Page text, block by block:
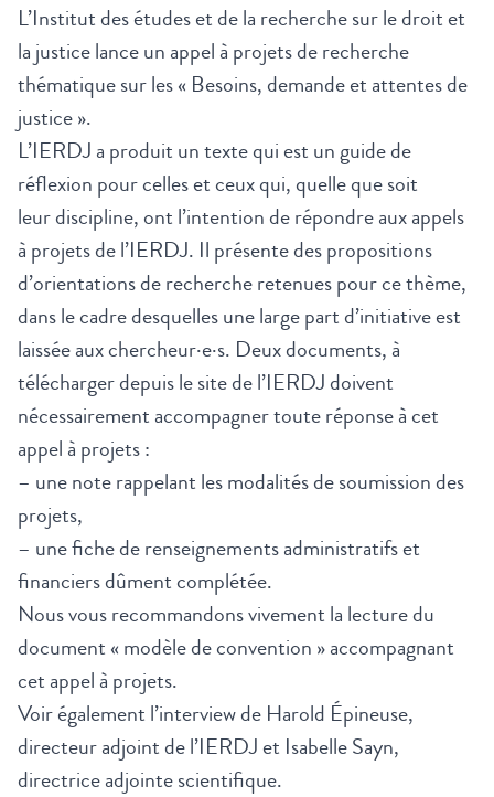
L’Institut des études et de la recherche sur le droit et
la justice lance un appel à projets de recherche
thématique sur les « Besoins, demande et attentes de
justice ».
L’IERDJ a produit un texte qui est un guide de
réflexion pour celles et ceux qui, quelle que soit
leur discipline, ont l’intention de répondre aux appels
à projets de l’IERDJ. Il présente des propositions
d’orientations de recherche retenues pour ce thème,
dans le cadre desquelles une large part d’initiative est
laissée aux chercheur·e·s. Deux documents, à
télécharger depuis le site de l’IERDJ doivent
nécessairement accompagner toute réponse à cet
appel à projets :
– une note rappelant les modalités de soumission des
projets,
– une fiche de renseignements administratifs et
financiers dûment complétée.
Nous vous recommandons vivement la lecture du
document « modèle de convention » accompagnant
cet appel à projets.
Voir également l’interview de Harold Épineuse,
directeur adjoint de l’IERDJ et Isabelle Sayn,
directrice adjointe scientifique.